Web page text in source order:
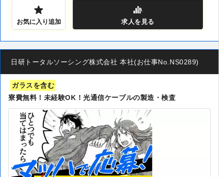
お気に入り追加 求人を見る
日研トータルソーシング株式会社 本社(お仕事No.NS0289)
ガラスを含む
寮費無料！未経験OK！光通信ケーブルの製造・検査